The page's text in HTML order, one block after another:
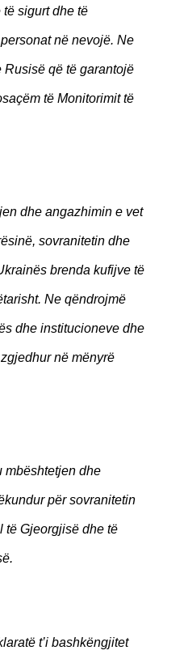
sigurt dhe të
në nevojë. Ne
që të garantojë
të Monitorimit të
dhe angazhimin e vet
sovranitetin dhe
brenda kufijve të
Ne qëndrojmë
dhe institucioneve dhe
në mënyrë
mbështetjen dhe
për sovranitetin
të Gjeorgjisë dhe të
t’i bashkëngjitet